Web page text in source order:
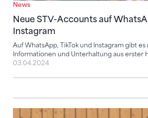
News
Neue STV-Accounts auf
Instagram
Auf WhatsApp, TikTok und Instagram gibt
Informationen und Unterhaltung aus erster
03.04.2024
Mediale Begleitung deiner